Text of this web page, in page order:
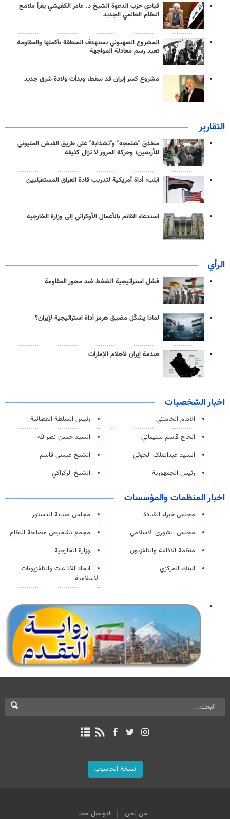
قيادي حزب الدعوة الشيخ د. عامر الكفيشي يقرأ ملامح
النظام العالمي الجديد
المشروع الصهيوني يستهدف المنطقة بأكملها والمقاومة
تعيد رسم معادلة المواجهة
مشروع كسر إيران قد سقط، وبدأت ولادة شرق جديد
التقارير
منفذَيّ "شلمجه" و"تشذابة" على طريق الفيض المليوني
للأربعين؛ وحركة المرور لا تزال كثيفة
آيلب: أداة أمريكية لتدريب قادة العراق المستقبليين
استدعاء القائم بالأعمال الأوكراني إلى وزارة الخارجية
الرأي
فشل استراتيجية الضغط ضد محور المقاومة
لماذا يشكّل مضيق هرمز أداة استراتيجية لإيران؟
صدمة إيران لأحلام الإمارات
اخبار الشخصيات
الامام الخامنئي
رئیس السلطة القضائیة
الحاج قاسم سليماني
السيد حسن نصرالله
السید عبدالملک الحوثي
الشيخ عيسى قاسم
رئيس الجمهورية
الشيخ الزكزاكي
اخبار المنظمات والمؤسسات
مجلس خبراء القيادة
مجلس صيانة الدستور
مجلس الشورى الاسلامي
مجمع تشخيص مصلحة النظام
منظمة الاذاعة والتلفزیون
وزارة الخارجية
البنك المركزي
اتحاد الاذاعات والتلفزيونات
الاسلامية
نسخة الحاسوب
من نحن التواصل معنا